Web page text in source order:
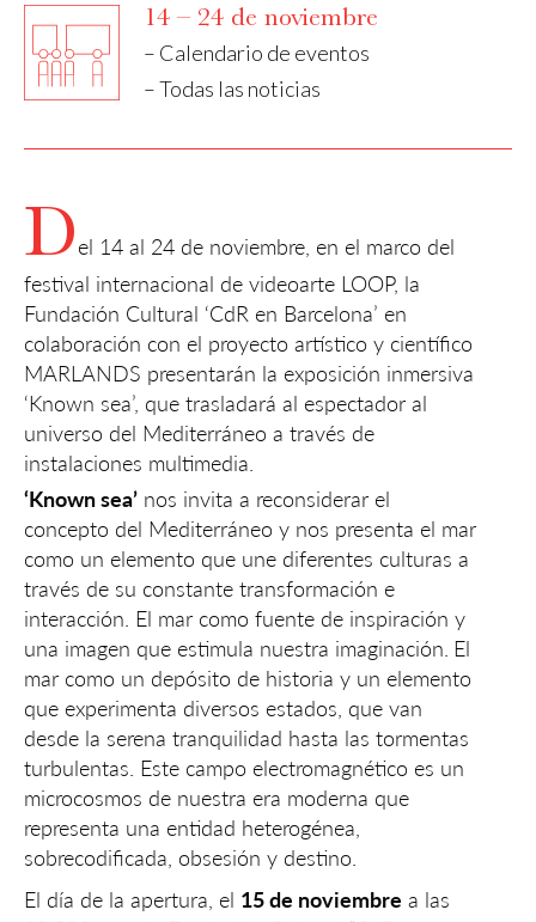
14 – 24 de noviembre
– Calendario de eventos
– Todas las noticias
Del 14 al 24 de noviembre, en el marco del
festival internacional de videoarte LOOP, la
Fundación Cultural ‘CdR en Barcelona’ en
colaboración con el proyecto artístico y científico
MARLANDS presentarán la exposición inmersiva
‘Known sea’, que trasladará al espectador al
universo del Mediterráneo a través de
instalaciones multimedia.
‘Known sea’ nos invita a reconsiderar el
concepto del Mediterráneo y nos presenta el mar
como un elemento que une diferentes culturas a
través de su constante transformación e
interacción. El mar como fuente de inspiración y
una imagen que estimula nuestra imaginación. El
mar como un depósito de historia y un elemento
que experimenta diversos estados, que van
desde la serena tranquilidad hasta las tormentas
turbulentas. Este campo electromagnético es un
microcosmos de nuestra era moderna que
representa una entidad heterogénea,
sobrecodificada, obsesión y destino.
El día de la apertura, el 15 de noviembre a las